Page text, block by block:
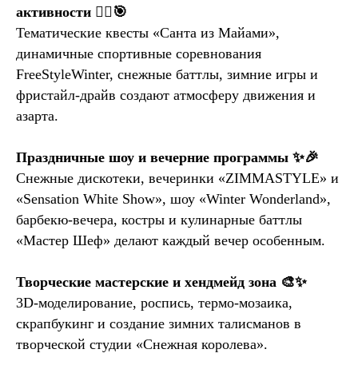
активности 🏃‍♂️🎯
Тематические квесты «Санта из Майами»,
динамичные спортивные соревнования
FreeStyleWinter, снежные баттлы, зимние игры и
фристайл-драйв создают атмосферу движения и
азарта.
Праздничные шоу и вечерние программы ✨🎉
Снежные дискотеки, вечеринки «ZIMMASTYLE» и
«Sensation White Show», шоу «Winter Wonderland»,
барбекю-вечера, костры и кулинарные баттлы
«Мастер Шеф» делают каждый вечер особенным.
Творческие мастерские и хендмейд зона 🎨✨
3D-моделирование, роспись, термо-мозаика,
скрапбукинг и создание зимних талисманов в
творческой студии «Снежная королева».